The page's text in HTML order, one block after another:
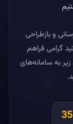
و بازطراحی
گرامی فراهم
به سامانه‌های
35